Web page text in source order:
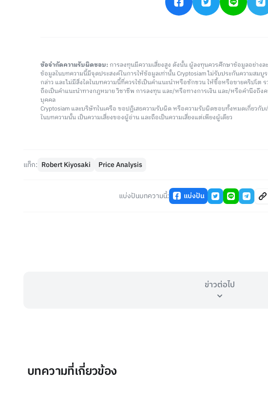
ข้อจำกัดความรับผิดชอบ: การลงทุนมีความเสี่ยงสูง ดังนั้น ผู้ลงทุนควรศึกษาข้อมูลอย่าง
ข้อมูลในบทความนี้มีจุดประสงค์ในการให้ข้อมูลเท่านั้น Cryptosiam ไม่รับประกันความส
กล่าว และไม่มีสิ่งใดในบทความนี้ที่ควรใช้เป็นคำแนะนำหรือชักชวน ให้ซื้อหรือขายคริปโต
ถือเป็นคำแนะนำทางกฎหมาย วิชาชีพ การลงทุน และ/หรือทางการเงิน และ/หรือคำนึงถึ
บุคคล
Cryptosiam และบริษัทในเครือ ขอปฏิเสธความรับผิด หรือความรับผิดชอบทั้งหมดเกี่ยวกั
ในบทความนั้น เป็นความเสี่ยงของผู้อ่าน และถือเป็นความเสี่ยงแต่เพียงผู้เดียว
แท็ก: Robert Kiyosaki Price Analysis
แบ่งปันบทความนี้: แบ่งปัน
ข่าวต่อไป
บทความที่เกี่ยวข้อง